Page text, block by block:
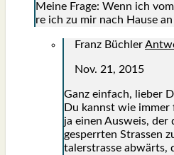
Mei­ne Fra­ge: Wenn ich
re ich zu mir nach Hau­se
Franz Büchler
Nov. 21, 2015
Ganz ein­fach, lie­ber
Du kannst wie
ja einen Aus­weis,
gesperr­ten Stras­sen
ta­ler­stras­se abwärts,